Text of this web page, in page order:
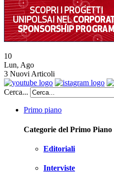
10
Lun, Ago
3 Nuovi Articoli
Cerca...
Primo piano
Categorie del Primo Piano
Editoriali
Interviste